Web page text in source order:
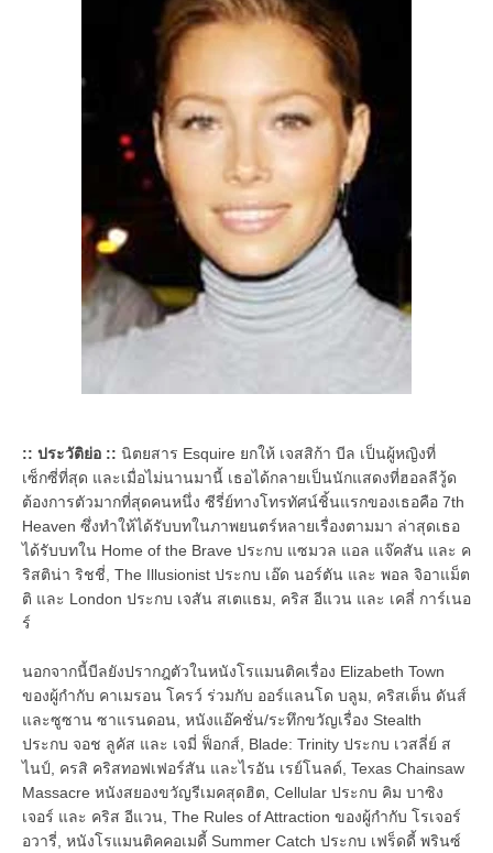
:: ประวัติย่อ :: นิตยสาร Esquire ยกให้ เจสสิก้า บีล เป็นผู้หญิงที่
เซ็กซี่ที่สุด และเมื่อไม่นานมานี้ เธอได้กลายเป็นนักแสดงที่ฮอลลีวู้ด
ต้องการตัวมากที่สุดคนหนึ่ง ซีรี่ย์ทางโทรทัศน์ชิ้นแรกของเธอคือ 7th
Heaven ซึ่งทำให้ได้รับบทในภาพยนตร์หลายเรื่องตามมา ล่าสุดเธอ
ได้รับบทใน Home of the Brave ประกบ แซมวล แอล แจ๊คสัน และ ค
ริสติน่า ริชชี่, The Illusionist ประกบ เอ๊ด นอร์ตัน และ พอล จิอาแม็ต
ติ และ London ประกบ เจสัน สเตแธม, คริส อีแวน และ เคลี่ การ์เนอ
ร์
นอกจากนี้บีลยังปรากฎตัวในหนังโรแมนติคเรื่อง Elizabeth Town
ของผู้กำกับ คาเมรอน โครว์ ร่วมกับ ออร์แลนโด บลูม, คริสเต็น ดันส์
และซูซาน ซาแรนดอน, หนังแอ๊คชั่น/ระทึกขวัญเรื่อง Stealth
ประกบ จอช ลูคัส และ เจมี่ ฟ็อกส์, Blade: Trinity ประกบ เวสลี่ย์ ส
ไนป์, ครสิ คริสทอฟเฟอร์สัน และไรอัน เรย์โนลด์, Texas Chainsaw
Massacre หนังสยองขวัญรีเมคสุดฮิต, Cellular ประกบ คิม บาซิง
เจอร์ และ คริส อีแวน, The Rules of Attraction ของผู้กำกับ โรเจอร์
อวารี่, หนังโรแมนติคคอเมดี้ Summer Catch ประกบ เฟร็ดดี้ พรินซ์